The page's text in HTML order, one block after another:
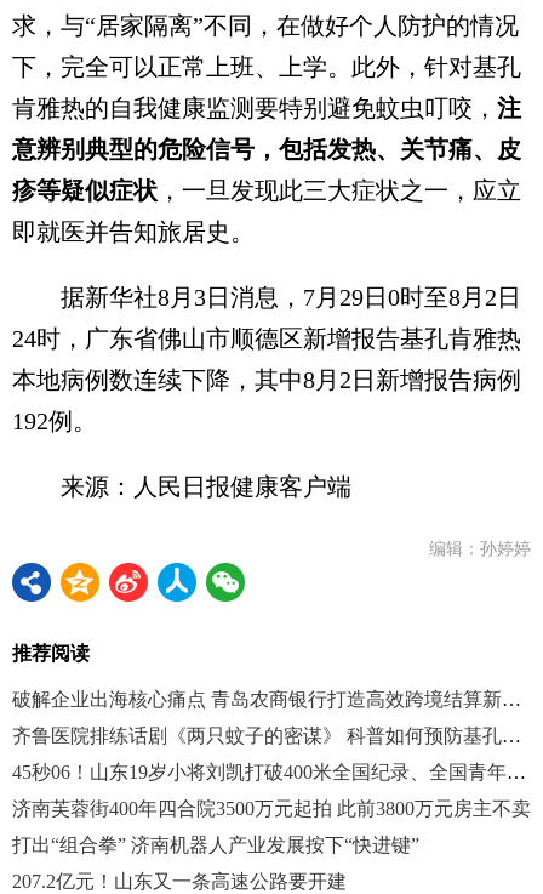
求，与“居家隔离”不同，在做好个人防护的情况
下，完全可以正常上班、上学。此外，针对基孔
肯雅热的自我健康监测要特别避免蚊虫叮咬， 注
意辨别典型的危险信号，包括发热、关节痛、皮
疹等疑似症状 ，一旦发现此三大症状之一，应立
即就医并告知旅居史。
据新华社8月3日消息，7月29日0时至8月2日
24时，广东省佛山市顺德区新增报告基孔肯雅热
本地病例数连续下降，其中8月2日新增报告病例
192例。
来源：人民日报健康客户端
编辑：孙婷婷
推荐阅读
破解企业出海核心痛点 青岛农商银行打造高效跨境结算新范式
齐鲁医院排练话剧《两只蚊子的密谋》 科普如何预防基孔肯雅热
45秒06！山东19岁小将刘凯打破400米全国纪录、全国青年纪录
济南芙蓉街400年四合院3500万元起拍 此前3800万元房主不卖
打出“组合拳” 济南机器人产业发展按下“快进键”
207.2亿元！山东又一条高速公路要开建